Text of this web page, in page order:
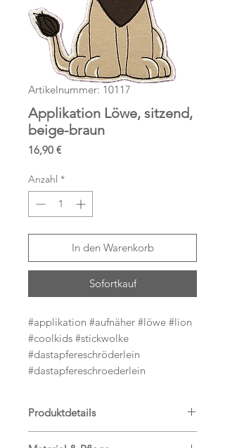
Artikelnummer: 10117
Applikation Löwe, sitzend,
beige-braun
16,90 €Preis
Anzahl *
In den Warenkorb
Sofortkauf
#applikation #aufnäher #löwe #lion
#coolkids #stickwolke
#dastapfereschröderlein
#dastapfereschroederlein
Produktdetails